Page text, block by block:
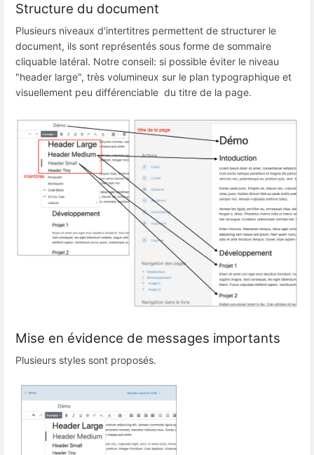
Structure du document
Plusieurs niveaux d'intertitres permettent de structurer le
document, ils sont représentés sous forme de sommaire
cliquable latéral. Notre conseil: si possible éviter le niveau
"header large", très volumineux sur le plan typographique et
visuellement peu différenciable du titre de la page.
Mise en évidence de messages importants
Plusieurs styles sont proposés.